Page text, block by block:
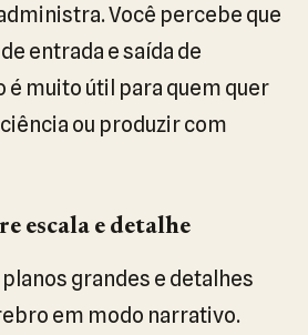
Você percebe que
entrada e saída de
é muito útil para quem quer
ou produzir com
escala e detalhe
grandes e detalhes
em modo narrativo.